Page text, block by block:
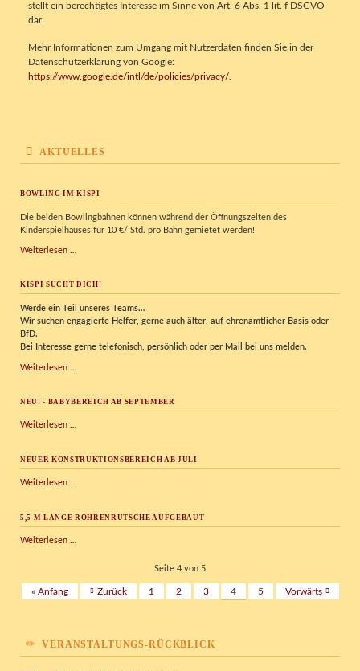
stellt ein berechtigtes Interesse im Sinne von Art. 6 Abs. 1 lit. f DSGVO
dar.
Mehr Informationen zum Umgang mit Nutzerdaten finden Sie in der
Datenschutzerklärung von Google:
https://www.google.de/intl/de/policies/privacy/.
AKTUELLES
BOWLING IM KISPI
Die beiden Bowlingbahnen können während der Öffnungszeiten des
Kinderspielhauses für 10 €/ Std. pro Bahn gemietet werden!
Weiterlesen …
KISPI SUCHT DICH!
Werde ein Teil unseres Teams…
Wirsuchen engagierte Helfer, gerne auch älter, auf ehrenamtlicher Basis oder
BfD.
Bei Interesse gerne telefonisch, persönlich oder per Mail bei uns melden.
Weiterlesen …
NEU! - BABYBEREICH AB SEPTEMBER
Weiterlesen …
ab
NEUER KONSTRUKTIONSBEREICH AB JULI
Weiterlesen …
Juli
5,5 M LANGE RÖHRENRUTSCHE AUFGEBAUT
Weiterlesen …
aufgebaut
Seite 4 von 5
« Anfang Zurück 1 2 3 4 5 Vorwärts
VERANSTALTUNGS-RÜCKBLICK